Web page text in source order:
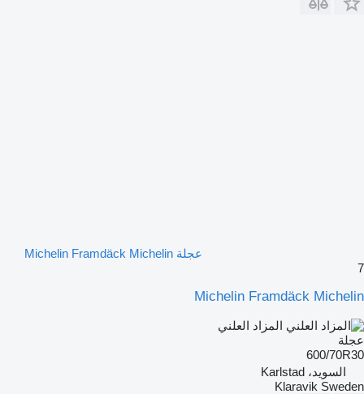
عجلة Michelin Framdäck Michelin
7
Michelin Framdäck Michelin
المزاد العلني
عجلة
600/70R30
السويد، Karlstad
Klaravik Sweden